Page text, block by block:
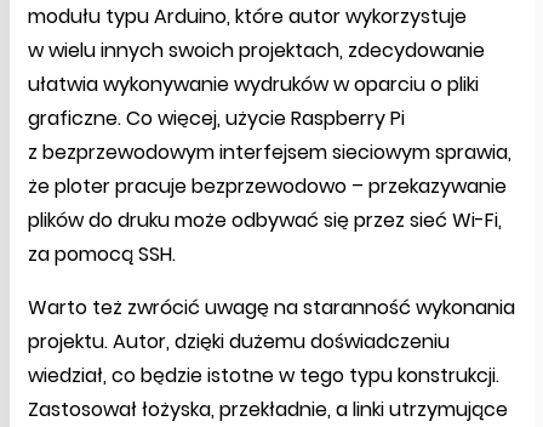
modułu typu Arduino, które autor wykorzystuje
w wielu innych swoich projektach, zdecydowanie
ułatwia wykonywanie wydruków w oparciu o pliki
graficzne. Co więcej, użycie Raspberry Pi
z bezprzewodowym interfejsem sieciowym sprawia,
że ploter pracuje bezprzewodowo – przekazywanie
plików do druku może odbywać się przez sieć Wi-Fi,
za pomocą SSH.
Warto też zwrócić uwagę na staranność wykonania
projektu. Autor, dzięki dużemu doświadczeniu
wiedział, co będzie istotne w tego typu konstrukcji.
Zastosował łożyska, przekładnie, a linki utrzymujące